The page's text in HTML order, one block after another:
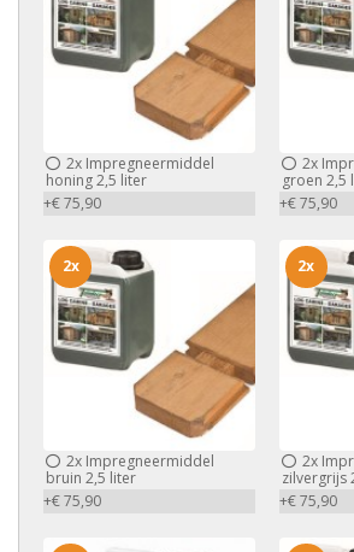
2x Impregneermiddel
honing 2,5 liter
+€ 75,90
2x
groen 2,5
+€ 75,90
2x Impregneermiddel
bruin 2,5 liter
+€ 75,90
2x
2x
zilvergrijs
+€ 75,90
2x